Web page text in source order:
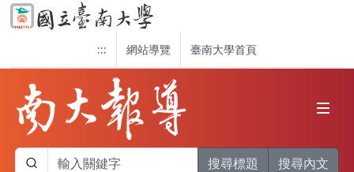
::: 網站導覽 臺南大學首頁
搜尋標題 搜尋內文